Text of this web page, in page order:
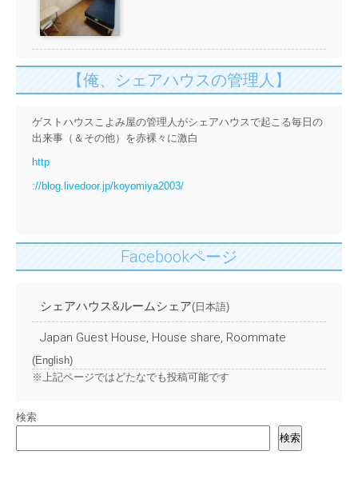
【俺、シェアハウスの管理人】
ゲストハウスこよみ屋の管理人がシェアハウスで起こる毎日の
出来事（＆その他）を赤裸々に激白
http
://blog.livedoor.jp/koyomiya2003/
Facebookページ
シェアハウス&ルームシェア(日本語)
Japan Guest House, House share, Roommate
(English)
※上記ページではどたなでも投稿可能です
検索
検索